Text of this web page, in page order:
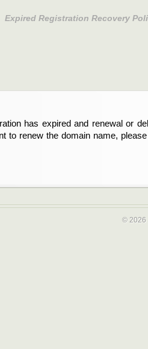
Expired Registration Recovery
has expired and renewal or
to renew the domain name,
ist abgelaufen und die
Sie der Registrant sind und
Sie bitte Ihren Service-
© 2026